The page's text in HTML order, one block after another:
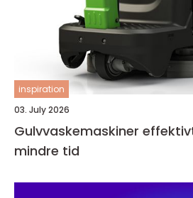
inspiration
03. July 2026
Gulvvaskemaskiner effektivt renhold på
mindre tid